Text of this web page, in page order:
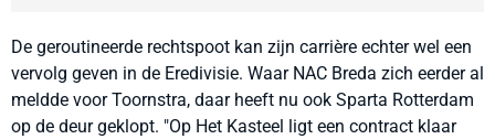
De geroutineerde rechtspoot kan zijn carrière echter wel een
vervolg geven in de Eredivisie. Waar NAC Breda zich eerder al
meldde voor Toornstra, daar heeft nu ook Sparta Rotterdam
op de deur geklopt. "Op Het Kasteel ligt een contract klaar